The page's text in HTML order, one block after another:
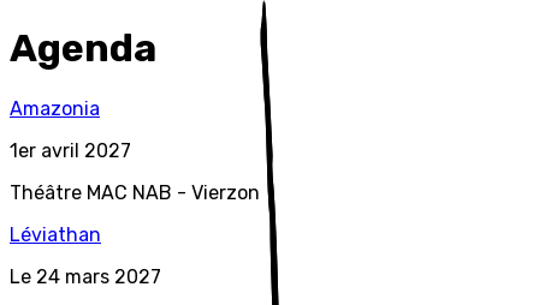
Agenda
Amazonia
1er avril 2027
Théâtre MAC NAB - Vierzon
Léviathan
Le 24 mars 2027